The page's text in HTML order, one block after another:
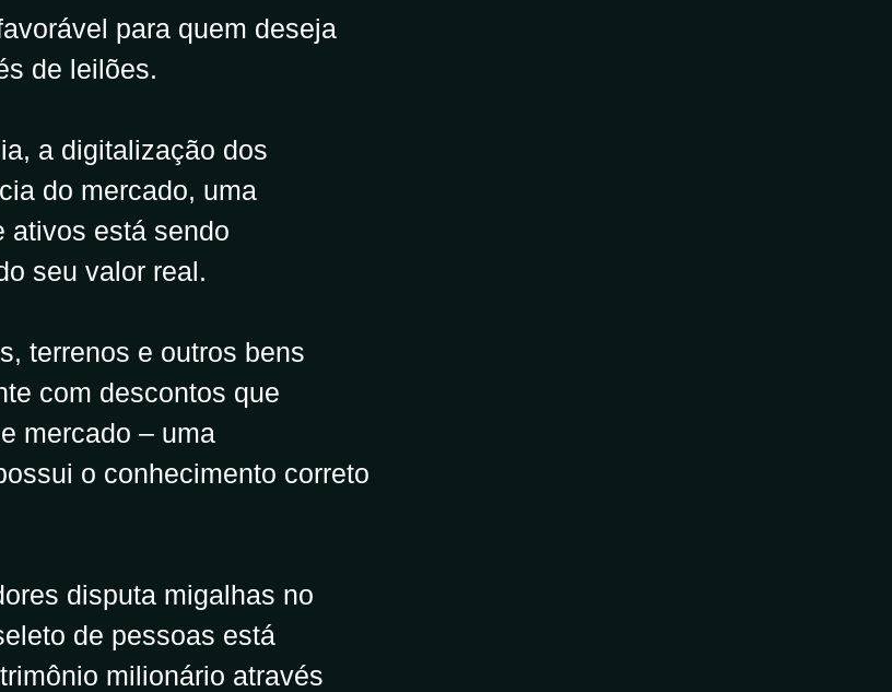
para quem deseja
de leilões.
a digitalização dos
do mercado, uma
ativos está sendo
seu valor real.
terrenos e outros bens
com descontos que
mercado – uma
o conhecimento correto
disputa migalhas no
de pessoas está
milionário através